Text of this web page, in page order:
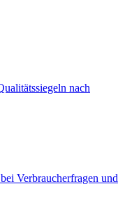
nach
Verbraucherfragen und